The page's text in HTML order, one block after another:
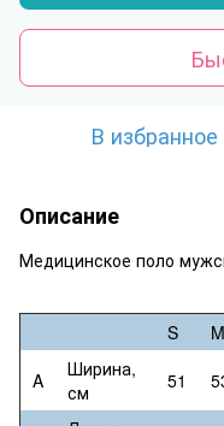
В избранное
Описание
Медицинское поло
S M
A
Ширина,
см
51